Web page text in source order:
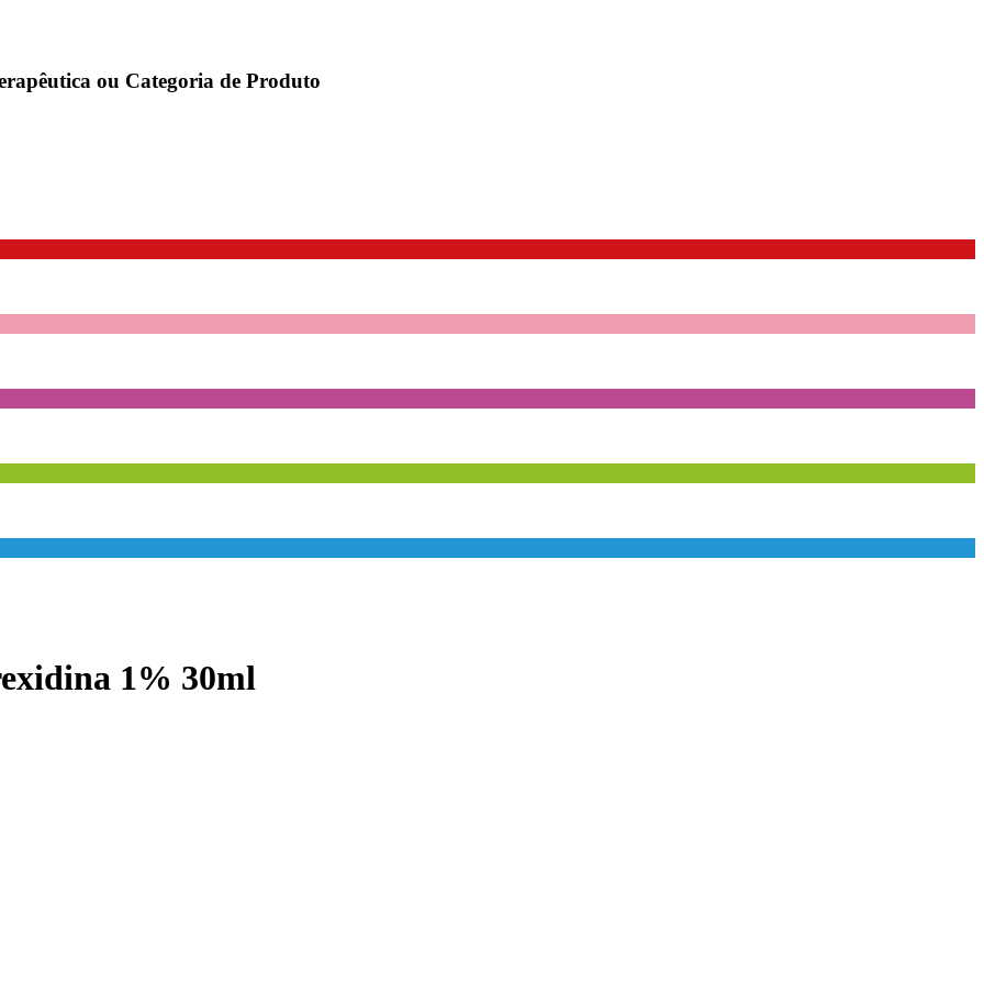
ou Categoria de Produto
1% 30ml